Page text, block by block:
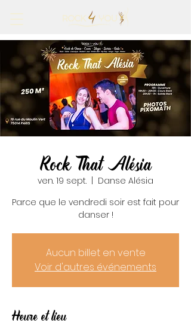
Rock That Alésia
ven. 19 sept.
Danse Alésia
Parce que le vendredi soir est fait pour
danser !
Aucun billet en vente
Voir d'autres événements
Heure et lieu